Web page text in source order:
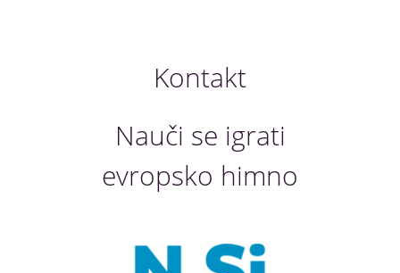
Kontakt
Nauči se igrati
evropsko himno